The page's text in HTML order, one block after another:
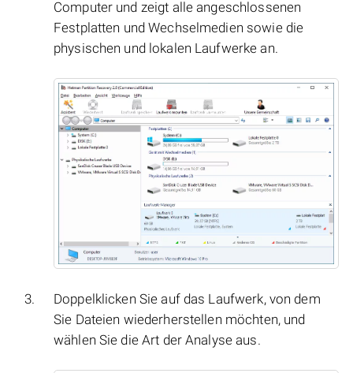
Computer und zeigt alle angeschlossenen
Festplatten und Wechselmedien sowie die
physischen und lokalen Laufwerke an.
Doppelklicken Sie auf das Laufwerk, von dem
Sie Dateien wiederherstellen möchten, und
wählen Sie die Art der Analyse aus.